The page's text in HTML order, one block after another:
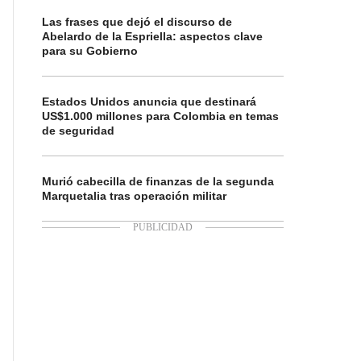
Las frases que dejó el discurso de
Abelardo de la Espriella: aspectos clave
para su Gobierno
Estados Unidos anuncia que destinará
US$1.000 millones para Colombia en temas
de seguridad
Murió cabecilla de finanzas de la segunda
Marquetalia tras operación militar